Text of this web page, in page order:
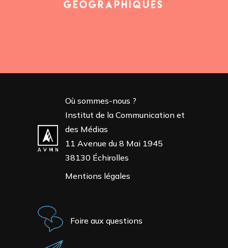
GÉOGRAPHIQUES
Où sommes-nous ?
Institut de la Communication et
des Médias
11 Avenue du 8 Mai 1945
38130 Échirolles
Mentions légales
Foire aux questions